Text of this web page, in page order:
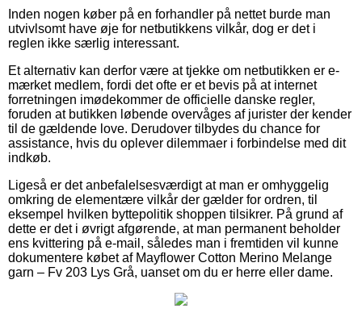
Inden nogen køber på en forhandler på nettet burde man
utvivlsomt have øje for netbutikkens vilkår, dog er det i
reglen ikke særlig interessant.
Et alternativ kan derfor være at tjekke om netbutikken er e-
mærket medlem, fordi det ofte er et bevis på at internet
forretningen imødekommer de officielle danske regler,
foruden at butikken løbende overvåges af jurister der kender
til de gældende love. Derudover tilbydes du chance for
assistance, hvis du oplever dilemmaer i forbindelse med dit
indkøb.
Ligeså er det anbefalelsesværdigt at man er omhyggelig
omkring de elementære vilkår der gælder for ordren, til
eksempel hvilken byttepolitik shoppen tilsikrer. På grund af
dette er det i øvrigt afgørende, at man permanent beholder
ens kvittering på e-mail, således man i fremtiden vil kunne
dokumentere købet af Mayflower Cotton Merino Melange
garn – Fv 203 Lys Grå, uanset om du er herre eller dame.